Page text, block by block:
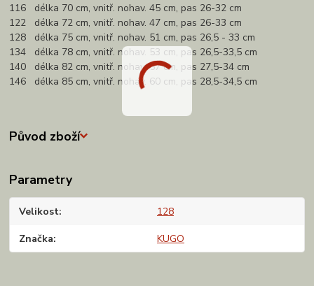
116 délka 70 cm, vnitř. nohav. 45 cm, pas 26-32 cm
122 délka 72 cm, vnitř. nohav. 47 cm, pas 26-33 cm
128 délka 75 cm, vnitř. nohav. 51 cm, pas 26,5 - 33 cm
134 délka 78 cm, vnitř. nohav. 53 cm, pas 26,5-33,5 cm
140 délka 82 cm, vnitř. nohav. 57 cm, pas 27,5-34 cm
146 délka 85 cm, vnitř. nohav. 60 cm, pas 28,5-34,5 cm
Původ zboží
Parametry
Velikost 128
Značka KUGO